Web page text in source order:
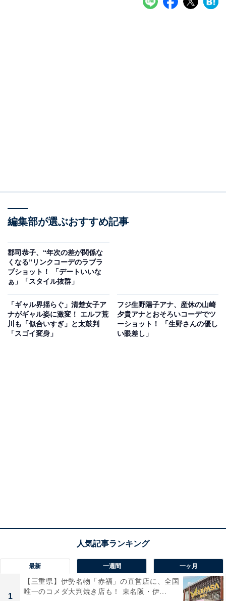
編集部が選ぶおすすめ記事
郡司恭子、“年次の差が関係な
くなる”リンクコーデのラブラ
ブショット！ 「デートいいな
ぁ」「スタイル抜群」
「ギャル界揺らぐ」清楚女子ア
ナがギャル姿に激変！ エルフ荒
川も「似合いすぎ」と太鼓判
「スゴイ変身」
フジ生野陽子アナ、産休の山崎
夕貴アナとおそろいコーデでツ
ーショット！ 「生野さんの優し
い眼差し」
最新 一週間 一ヶ月
1
【三重県】伊勢名物「赤福」の直営店に、全国
唯一のコメダ大判焼き店も！ 東名阪・伊...